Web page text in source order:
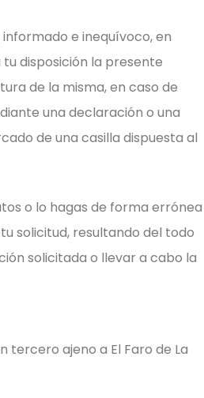
e inequívoco, en
disposición la presente
de la misma, en caso de
una declaración o una
de una casilla dispuesta al
o lo hagas de forma errónea
solicitud, resultando del todo
solicitada o llevar a cabo la
tercero ajeno a El Faro de La